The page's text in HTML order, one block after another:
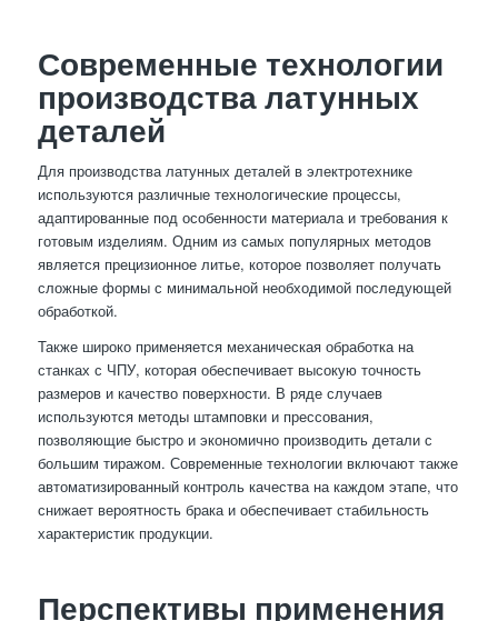
Современные технологии
производства латунных
деталей
Для производства латунных деталей в электротехнике
используются различные технологические процессы,
адаптированные под особенности материала и требования к
готовым изделиям. Одним из самых популярных методов
является прецизионное литье, которое позволяет получать
сложные формы с минимальной необходимой последующей
обработкой.
Также широко применяется механическая обработка на
станках с ЧПУ, которая обеспечивает высокую точность
размеров и качество поверхности. В ряде случаев
используются методы штамповки и прессования,
позволяющие быстро и экономично производить детали с
большим тиражом. Современные технологии включают также
автоматизированный контроль качества на каждом этапе, что
снижает вероятность брака и обеспечивает стабильность
характеристик продукции.
Перспективы применения